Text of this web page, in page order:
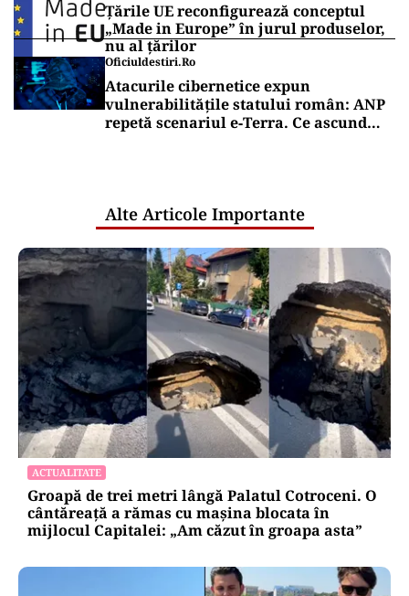
Țările UE reconfigurează conceptul
„Made in Europe” în jurul produselor,
nu al țărilor
Oficiuldestiri.ro
Atacurile cibernetice expun
vulnerabilitățile statului român: ANP
repetă scenariul e‑Terra. Ce ascund
Alte Articole Importante
ACTUALITATE
Groapă de trei metri lângă Palatul Cotroceni. O
cântăreață a rămas cu mașina blocata în
mijlocul Capitalei: „Am căzut în groapa asta”